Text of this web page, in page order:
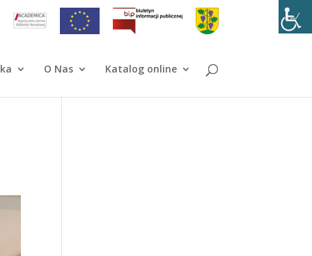
O Nas Katalog online